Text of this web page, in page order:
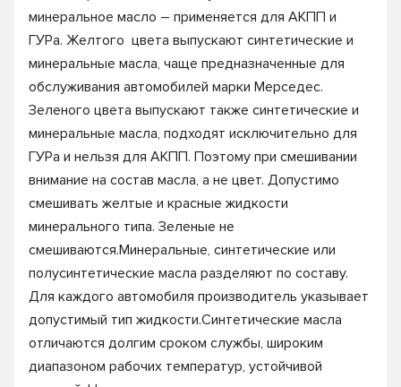
минеральное масло – применяется для АКПП и
ГУРа. Желтого цвета выпускают синтетические и
минеральные масла, чаще предназначенные для
обслуживания автомобилей марки Мерседес.
Зеленого цвета выпускают также синтетические и
минеральные масла, подходят исключительно для
ГУРа и нельзя для АКПП. Поэтому при смешивании
внимание на состав масла, а не цвет. Допустимо
смешивать желтые и красные жидкости
минерального типа. Зеленые не
смешиваются.Минеральные, синтетические или
полусинтетические масла разделяют по составу.
Для каждого автомобиля производитель указывает
допустимый тип жидкости.Синтетические масла
отличаются долгим сроком службы, широким
диапазоном рабочих температур, устойчивой